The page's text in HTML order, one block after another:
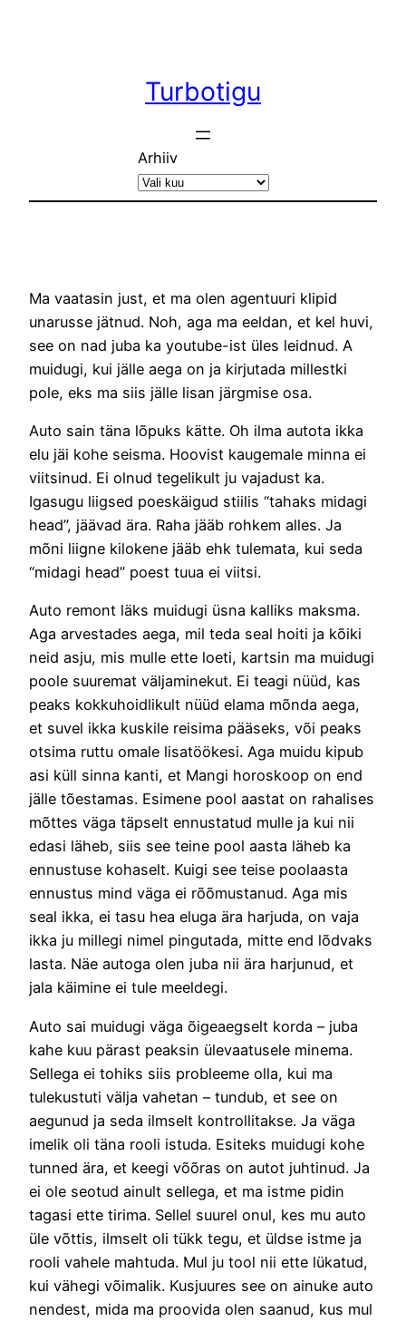
Turbotigu
Arhiiv
Ma vaatasin just, et ma olen agentuuri klipid
unarusse jätnud. Noh, aga ma eeldan, et kel huvi,
see on nad juba ka youtube-ist üles leidnud. A
muidugi, kui jälle aega on ja kirjutada millestki
pole, eks ma siis jälle lisan järgmise osa.
Auto sain täna lõpuks kätte. Oh ilma autota ikka
elu jäi kohe seisma. Hoovist kaugemale minna ei
viitsinud. Ei olnud tegelikult ju vajadust ka.
Igasugu liigsed poeskäigud stiilis “tahaks midagi
head”, jäävad ära. Raha jääb rohkem alles. Ja
mõni liigne kilokene jääb ehk tulemata, kui seda
“midagi head” poest tuua ei viitsi.
Auto remont läks muidugi üsna kalliks maksma.
Aga arvestades aega, mil teda seal hoiti ja kõiki
neid asju, mis mulle ette loeti, kartsin ma muidugi
poole suuremat väljaminekut. Ei teagi nüüd, kas
peaks kokkuhoidlikult nüüd elama mõnda aega,
et suvel ikka kuskile reisima pääseks, või peaks
otsima ruttu omale lisatöökesi. Aga muidu kipub
asi küll sinna kanti, et Mangi horoskoop on end
jälle tõestamas. Esimene pool aastat on rahalises
mõttes väga täpselt ennustatud mulle ja kui nii
edasi läheb, siis see teine pool aasta läheb ka
ennustuse kohaselt. Kuigi see teise poolaasta
ennustus mind väga ei rõõmustanud. Aga mis
seal ikka, ei tasu hea eluga ära harjuda, on vaja
ikka ju millegi nimel pingutada, mitte end lõdvaks
lasta. Näe autoga olen juba nii ära harjunud, et
jala käimine ei tule meeldegi.
Auto sai muidugi väga õigeaegselt korda – juba
kahe kuu pärast peaksin ülevaatusele minema.
Sellega ei tohiks siis probleeme olla, kui ma
tulekustuti välja vahetan – tundub, et see on
aegunud ja seda ilmselt kontrollitakse. Ja väga
imelik oli täna rooli istuda. Esiteks muidugi kohe
tunned ära, et keegi võõras on autot juhtinud. Ja
ei ole seotud ainult sellega, et ma istme pidin
tagasi ette tirima. Sellel suurel onul, kes mu auto
üle võttis, ilmselt oli tükk tegu, et üldse istme ja
rooli vahele mahtuda. Mul ju tool nii ette lükatud,
kui vähegi võimalik. Kusjuures see on ainuke auto
nendest, mida ma proovida olen saanud, kus mul